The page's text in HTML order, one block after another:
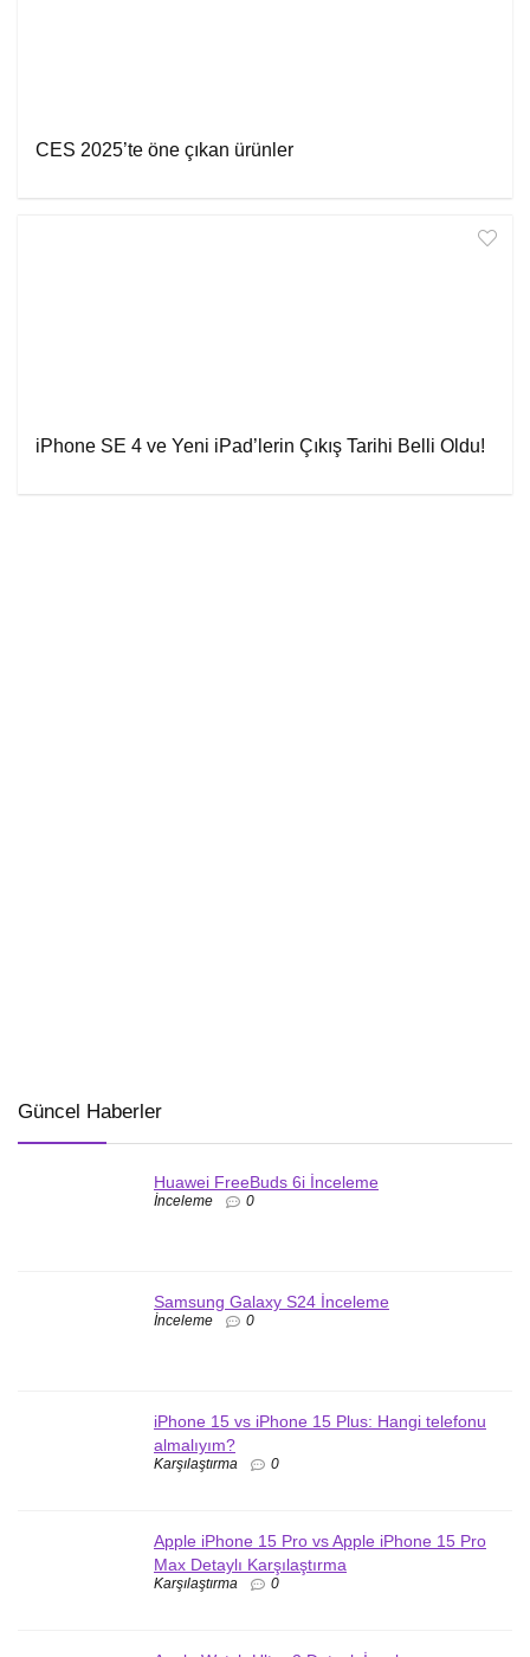
CES 2025’te öne çıkan ürünler
iPhone SE 4 ve Yeni iPad’lerin Çıkış Tarihi Belli Oldu!
Güncel Haberler
Huawei FreeBuds 6i İnceleme
İnceleme 0
Samsung Galaxy S24 İnceleme
İnceleme 0
iPhone 15 vs iPhone 15 Plus: Hangi telefonu
almalıyım?
Karşılaştırma 0
Apple iPhone 15 Pro vs Apple iPhone 15 Pro
Max Detaylı Karşılaştırma
Karşılaştırma 0